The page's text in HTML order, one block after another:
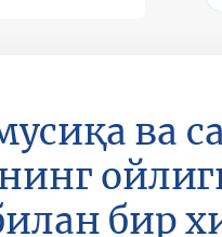
ва
бир